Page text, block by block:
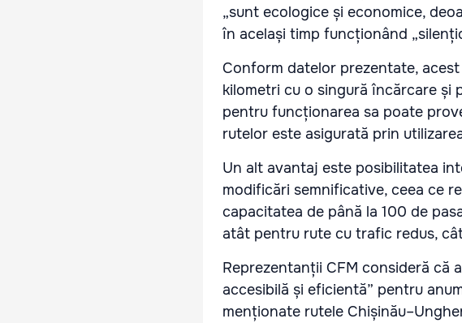
„sunt ecologice și economice,
în același timp funcționând
Conform datelor prezentate,
kilometri cu o singură încărcare și
pentru funcționarea sa poate
rutelor este asigurată prin
Un alt avantaj este posibilitatea
modificări semnificative, ceea ce
capacitatea de până la 100 de
atât pentru rute cu trafic redus,
Reprezentanții CFM consideră că
accesibilă și eficientă” pentru
menționate rutele